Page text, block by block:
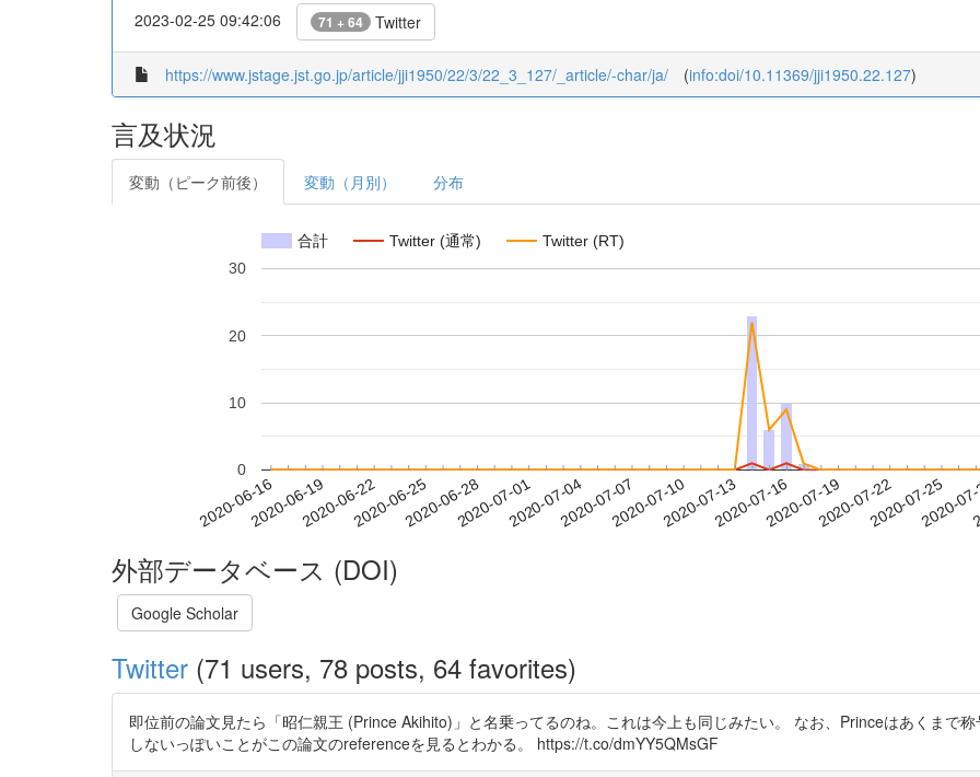
2023-02-25 09:42:06 71 + 64 Twitter
https://www.jstage.jst.go.jp/article/jji1950/22/3/22_3_127/_article/-char/ja/ (info:doi/10.11369/jji1950.22.127)
言及状況
変動（ピーク前後） 変動（月別） 分布
合計 Twitter (通常) Twitter (RT)
2020-06-162020-06-192020-06-222020-06-252020-06-282020-07-012020-07-042020-07-072020-07-102020-07-132020-07-162020-07-192020-07-222020-07-25
2020-
0
10
20
30
外部データベース (DOI)
Google Scholar
Twitter (71 users, 78 posts, 64 favorites)
即位前の論文見たら「昭仁親王 (Prince Akihito)」と名乗ってるのね。これは今上も同じみたい。 なお、Princeはあくまで
しないっぽいことがこの論文のreferenceを見るとわかる。 https://t.co/dmYY5QMsGF